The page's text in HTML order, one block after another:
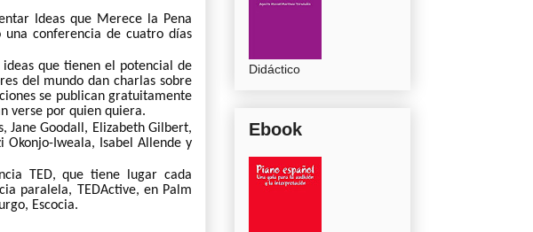
Ideas que Merece la Pena
conferencia de cuatro días
que tienen el potencial de
del mundo dan charlas sobre
se publican gratuitamente
verse por quien quiera.
Jane Goodall, Elizabeth Gilbert,
Okonjo-Iweala, Isabel Allende y
TED, que tiene lugar cada
paralela, TEDActive, en Palm
Escocia.
Didáctico
Ebook